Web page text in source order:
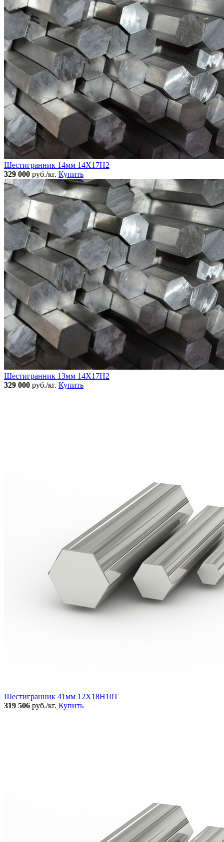
Шестигранник 14мм 14Х17Н2
329 000 руб./кг. Купить
Шестигранник 13мм 14Х17Н2
329 000 руб./кг. Купить
Шестигранник 41мм 12Х18Н10Т
319 506 руб./кг. Купить